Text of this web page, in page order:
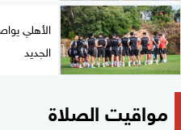
الأهلي
الجديد
مواقيت الصلاة